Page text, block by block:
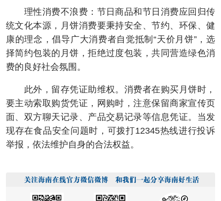
理性消费不浪费：节日商品和节日消费应回归传
统文化本源，月饼消费要秉持安全、节约、环保、健
康的理念，倡导广大消费者自觉抵制“天价月饼”，选
择简约包装的月饼，拒绝过度包装，共同营造绿色消
费的良好社会氛围。
此外，留存凭证助维权。消费者在购买月饼时，
要主动索取购货凭证，网购时，注意保留商家宣传页
面、双方聊天记录、产品交易记录等信息凭证。当发
现存在食品安全问题时，可拨打12345热线进行投诉
举报，依法维护自身的合法权益。